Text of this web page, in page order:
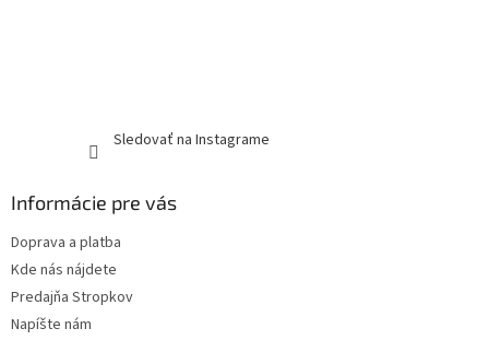
Sledovať na Instagrame
Informácie pre vás
Doprava a platba
Kde nás nájdete
Predajňa Stropkov
Napíšte nám